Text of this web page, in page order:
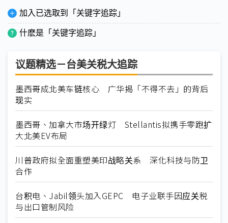
加入已选取到「关键字追踪」
什麽是「关键字追踪」
议题精选－台美关税大追踪
墨西哥成北美车链核心 广华揭「不得不去」的背后
现实
墨西哥、加拿大市场开绿灯 Stellantis拟携手零跑扩
大北美EV布局
川普政府拟全面重塑美印战略关系 深化科技与防卫
合作
台积电、Jabil领头加入GEPC 电子业联手因应关税
与出口管制风险